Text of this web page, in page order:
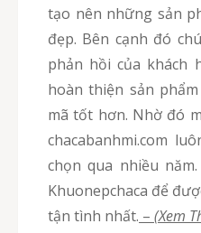
tạo nên những sản
đẹp. Bên cạnh đó
phản hồi của khách
hoàn thiện sản
mã tốt hơn. Nhờ đó
chacabanhmi.com
chọn qua nhiều
Khuonepchaca để
tận tình nhất. – (Xem